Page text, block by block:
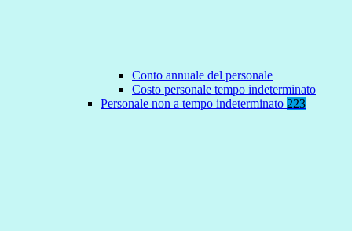
Conto annuale del personale
Costo personale tempo indeterminato
Personale non a tempo indeterminato 223